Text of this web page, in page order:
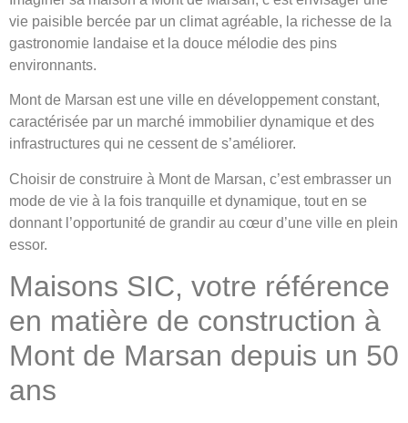
vie paisible bercée par un climat agréable, la richesse de la
gastronomie landaise et la douce mélodie des pins
environnants.
Mont de Marsan est une ville en développement constant,
caractérisée par un marché immobilier dynamique et des
infrastructures qui ne cessent de s’améliorer.
Choisir de construire à Mont de Marsan, c’est embrasser un
mode de vie à la fois tranquille et dynamique, tout en se
donnant l’opportunité de grandir au cœur d’une ville en plein
essor.
Maisons SIC, votre référence
en matière de construction à
Mont de Marsan depuis un 50
ans